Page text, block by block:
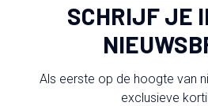
SCHRIJF JE
Als eerste op de hoogte van
exclusieve